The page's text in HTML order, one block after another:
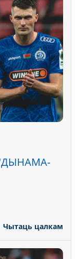
Чытаць цалкам